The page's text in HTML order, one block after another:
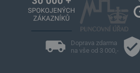
Doprava zdarma
na vše od 3 000,-